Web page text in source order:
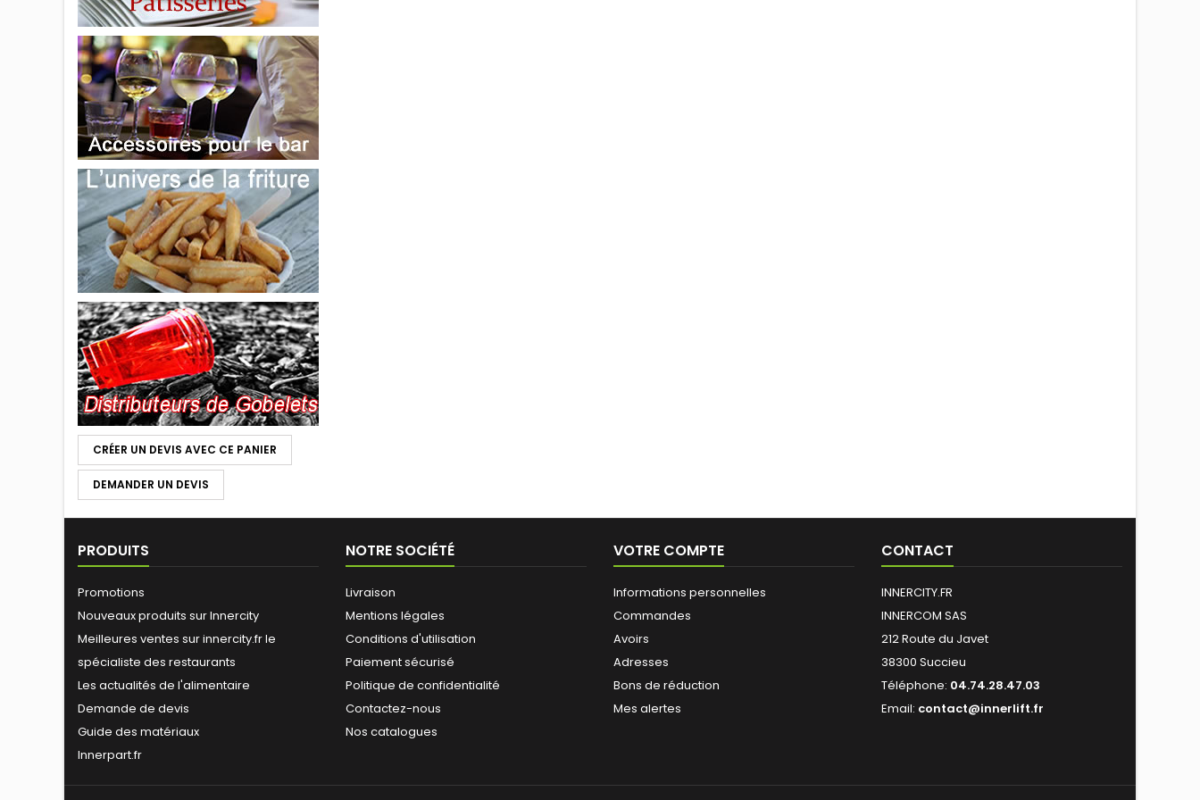
CRÉER UN DEVIS AVEC CE PANIER
DEMANDER UN DEVIS
PRODUITS
Promotions
Nouveaux produits sur Innercity
Meilleures ventes sur innercity.fr le
spécialiste des restaurants
Les actualités de l'alimentaire
Demande de devis
Guide des matériaux
Innerpart.fr
NOTRE SOCIÉTÉ
Livraison
Mentions légales
Conditions d'utilisation
Paiement sécurisé
Politique de confidentialité
Contactez-nous
Nos catalogues
VOTRE COMPTE
Informations personnelles
Commandes
Avoirs
Adresses
Bons de réduction
Mes alertes
CONTACT
INNERCITY.FR
INNERCOM SAS
212 Route du Javet
38300 Succieu
Téléphone: 04.74.28.47.03
Email: contact@innerlift.fr